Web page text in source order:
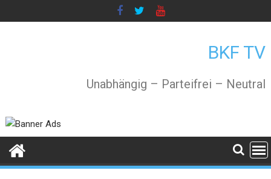
to
BKF TV
Unabhängig – Parteifrei – Neutral